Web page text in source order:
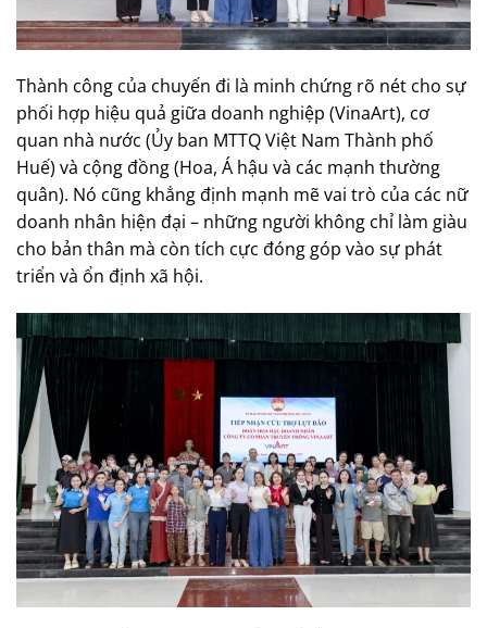
Thành công của chuyến đi là minh chứng rõ nét cho sự
phối hợp hiệu quả giữa doanh nghiệp (VinaArt), cơ
quan nhà nước (Ủy ban MTTQ Việt Nam Thành phố
Huế) và cộng đồng (Hoa, Á hậu và các mạnh thường
quân). Nó cũng khẳng định mạnh mẽ vai trò của các nữ
doanh nhân hiện đại – những người không chỉ làm giàu
cho bản thân mà còn tích cực đóng góp vào sự phát
triển và ổn định xã hội.